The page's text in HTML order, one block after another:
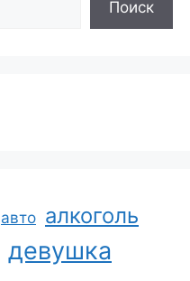
Поиск
авто алкоголь
девушка